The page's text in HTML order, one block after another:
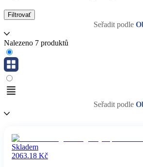
Filtrovať
Seřadit podle
Nalezeno 7 produktů
Seřadit podle
Skladem
2063.18 Kč